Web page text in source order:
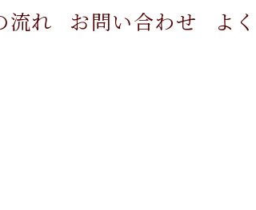
流れ お問い合わせ よ